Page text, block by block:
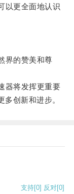
更全面地认识
的赞美和尊
将发挥更重要
创新和进步。
支持[0] 反对[0]